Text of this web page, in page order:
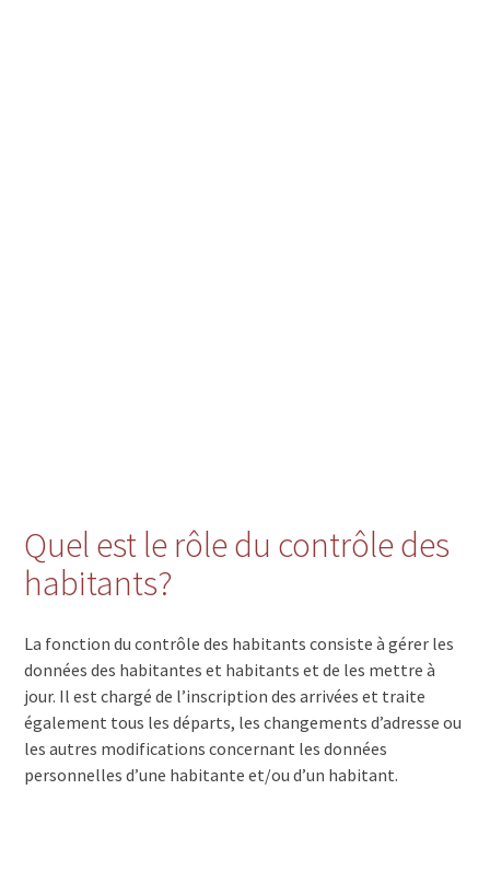
Quel est le rôle du contrôle des
habitants?
La fonction du contrôle des habitants consiste à gérer les
données des habitantes et habitants et de les mettre à
jour. Il est chargé de l’inscription des arrivées et traite
également tous les départs, les changements d’adresse ou
les autres modifications concernant les données
personnelles d’une habitante et/ou d’un habitant.